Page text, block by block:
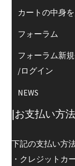
カートの中身
フォーラム
フォーラム新
/ログイン
NEWS
|お支払い方
下記の支払い方
・クレジットカ